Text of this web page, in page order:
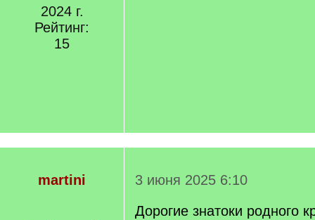
2024 г.
Рейтинг:
15
martini
3 июня 2025 6:10
Дорогие знатоки родного